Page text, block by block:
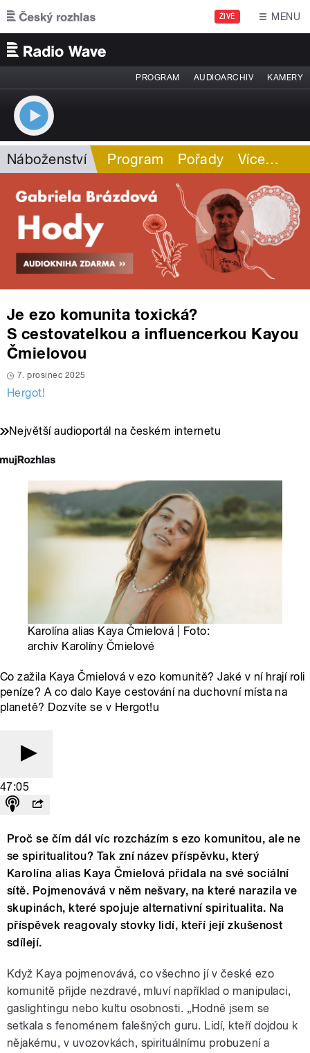
Přejít k hlavnímu obsahu
ŽIVĚ MENU
PROGRAM AUDIOARCHIV KAMERY
Náboženství Program Pořady Více…
Je ezo komunita toxická?
S cestovatelkou a influencerkou Kayou
Čmielovou
7. prosinec 2025
Hergot!
Největší audioportál na českém internetu
Karolína alias Kaya Čmielová | Foto:
archiv Karolíny Čmielové
Co zažila Kaya Čmielová v ezo komunitě? Jaké v ní hrají roli
peníze? A co dalo Kaye cestování na duchovní místa na
planetě? Dozvíte se v Hergot!u
47:05
Proč se čím dál víc rozcházím s ezo komunitou, ale ne
se spiritualitou? Tak zní název příspěvku, který
Karolína alias Kaya Čmielová přidala na své sociální
sítě. Pojmenovává v něm nešvary, na které narazila ve
skupinách, které spojuje alternativní spiritualita. Na
příspěvek reagovaly stovky lidí, kteří její zkušenost
sdílejí.
Když Kaya pojmenovává, co všechno jí v české ezo
komunitě přijde nezdravé, mluví například o manipulaci,
gaslightingu nebo kultu osobnosti. „Hodně jsem se
setkala s fenoménem falešných guru. Lidí, kteří dojdou k
nějakému, v uvozovkách, spirituálnímu probuzení a